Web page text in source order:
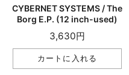
CYBERNET SYSTEMS / The
Borg E.P. (12 inch-used)
3,630円